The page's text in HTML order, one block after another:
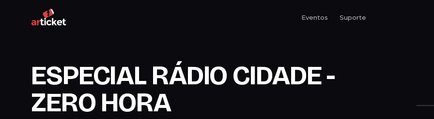
Eventos Suporte
ESPECIAL RÁDIO CIDADE -
ZERO HORA